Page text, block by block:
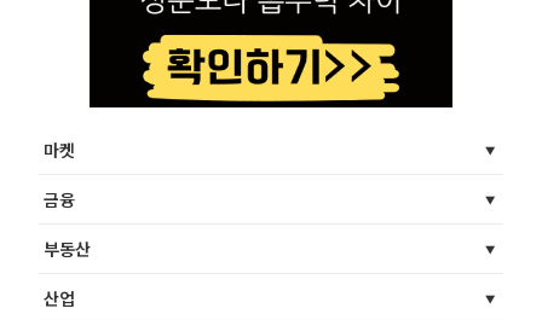
마켓
금융
부동산
산업